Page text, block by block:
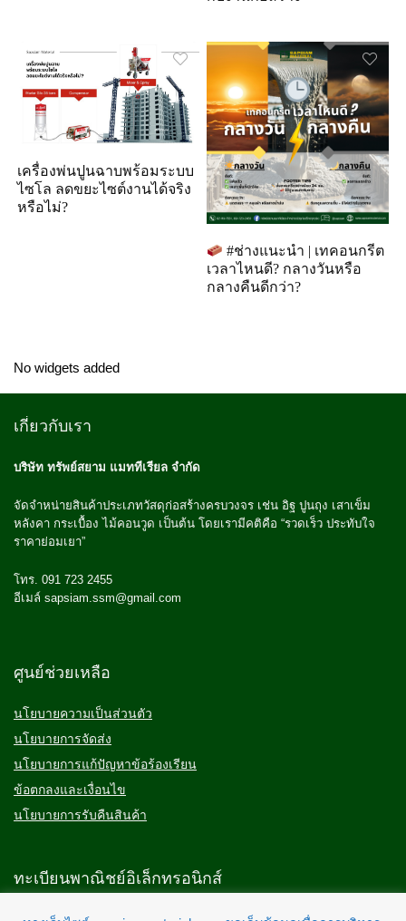
เครื่องพ่นปูนฉาบพร้อมระบบ
ไซโล ลดขยะไซต์งานได้จริง
หรือไม่?
#ช่างแนะนำ | เทคอนกรีต
เวลาไหนดี? กลางวันหรือ
กลางคืนดีกว่า?
No widgets added
เกี่ยวกับเรา
บริษัท ทรัพย์สยาม แมททีเรียล จำกัด
จัดจำหน่ายสินค้าประเภทวัสดุก่อสร้างครบวงจร เช่น อิฐ ปูนถุง เสาเข็ม
หลังคา กระเบื้อง ไม้คอนวูด เป็นต้น โดยเรามีคติคือ “รวดเร็ว ประทับใจ
ราคาย่อมเยา”
โทร. 091 723 2455
อีเมล์ sapsiam.ssm@gmail.com
ศูนย์ช่วยเหลือ
นโยบายความเป็นส่วนตัว
นโยบายการจัดส่ง
นโยบายการแก้ปัญหาข้อร้องเรียน
ข้อตกลงและเงื่อนไข
นโยบายการรับคืนสินค้า
ทะเบียนพาณิชย์อิเล็กทรอนิกส์